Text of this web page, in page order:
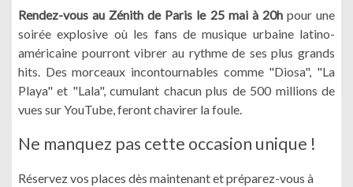
Rendez-vous au Zénith de Paris le 25 mai à 20hpour une
soirée explosive où les fans de musique urbaine latino-
américaine pourront vibrer au rythme de ses plus grands
hits. Des morceaux incontournables comme "Diosa", "La
Playa" et "Lala", cumulant chacun plus de 500 millions de
vues sur YouTube, feront chavirer la foule.
Ne manquez pas cette occasion unique !
Réservez vos places dès maintenant et préparez-vous à